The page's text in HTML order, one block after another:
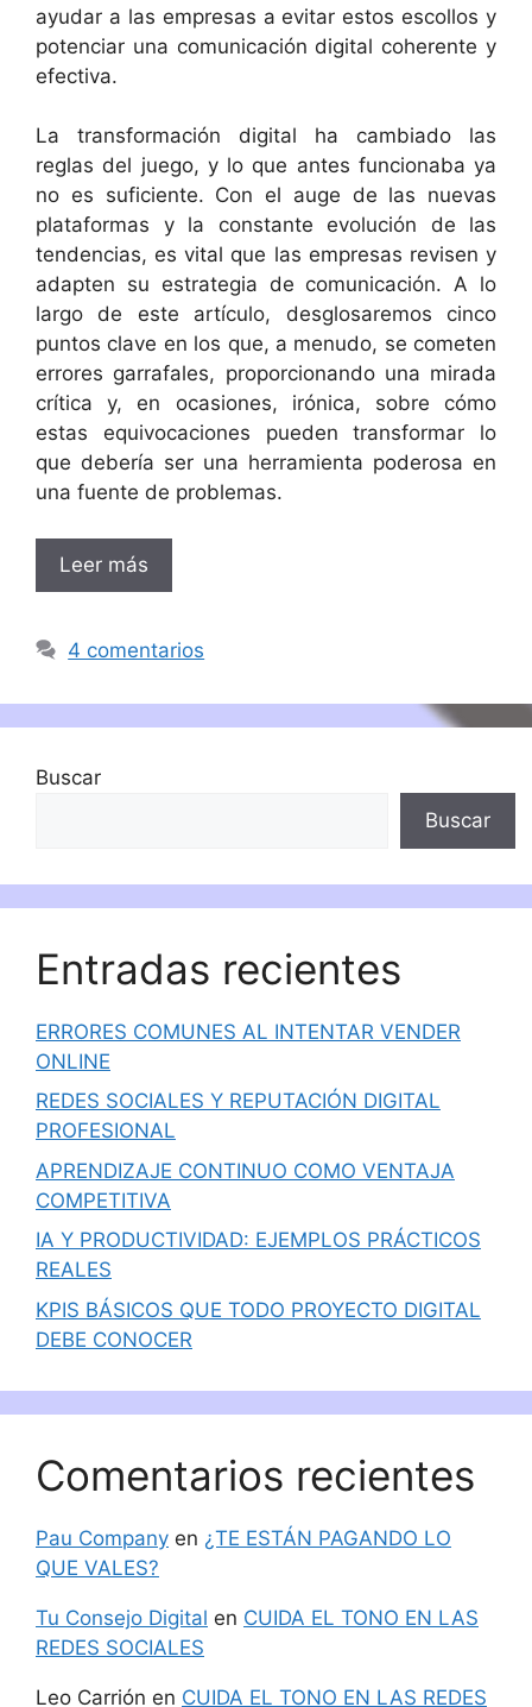
ayudar a las empresas a evitar estos escollos y
potenciar una comunicación digital coherente y
efectiva.
La transformación digital ha cambiado las
reglas del juego, y lo que antes funcionaba ya
no es suficiente. Con el auge de las nuevas
plataformas y la constante evolución de las
tendencias, es vital que las empresas revisen y
adapten su estrategia de comunicación. A lo
largo de este artículo, desglosaremos cinco
puntos clave en los que, a menudo, se cometen
errores garrafales, proporcionando una mirada
crítica y, en ocasiones, irónica, sobre cómo
estas equivocaciones pueden transformar lo
que debería ser una herramienta poderosa en
una fuente de problemas.
Leer más
4 comentarios
Buscar
Buscar
Entradas recientes
ERRORES COMUNES AL INTENTAR VENDER
ONLINE
REDES SOCIALES Y REPUTACIÓN DIGITAL
PROFESIONAL
APRENDIZAJE CONTINUO COMO VENTAJA
COMPETITIVA
IA Y PRODUCTIVIDAD: EJEMPLOS PRÁCTICOS
REALES
KPIS BÁSICOS QUE TODO PROYECTO DIGITAL
DEBE CONOCER
Comentarios recientes
Pau Company en ¿TE ESTÁN PAGANDO LO
QUE VALES?
Tu Consejo Digital en CUIDA EL TONO EN LAS
REDES SOCIALES
Leo Carrión en CUIDA EL TONO EN LAS REDES